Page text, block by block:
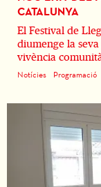
CATALUNYA
El Festival de
diumenge la
vivència
Notícies Programació